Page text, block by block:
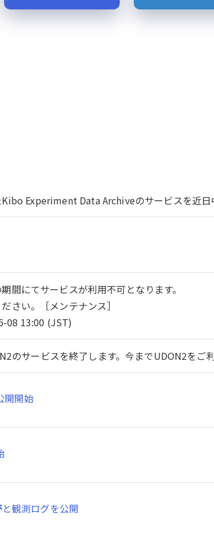
Experiment Data Archiveのサービスを近日
間にてサービスが利用不可となります。
さい。［メンテナンス］
08 13:00 (JST)
のサービスを終了します。今までUDON2をご
開開始
観測ログを公開